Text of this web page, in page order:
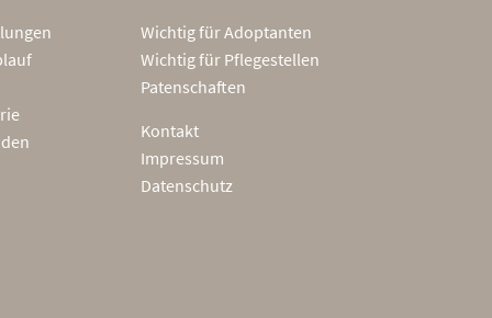
Wichtig für Adoptanten
Wichtig für Pflegestellen
Patenschaften
Kontakt
Impressum
Datenschutz